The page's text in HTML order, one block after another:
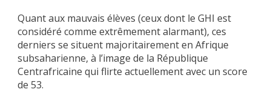
Quant aux mauvais élèves (ceux dont le GHI est
considéré comme extrêmement alarmant), ces
derniers se situent majoritairement en Afrique
subsaharienne, à l’image de la République
Centrafricaine qui flirte actuellement avec un score
de 53.